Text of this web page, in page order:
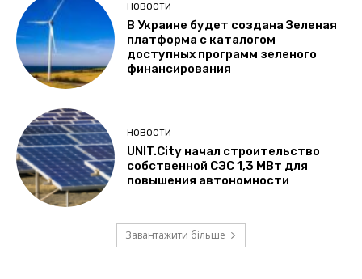
НОВОСТИ
В Украине будет создана Зеленая
платформа с каталогом
доступных программ зеленого
финансирования
НОВОСТИ
UNIT.City начал строительство
собственной СЭС 1,3 МВт для
повышения автономности
Завантажити більше